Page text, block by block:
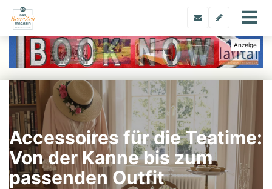
Accessoires für die Teatime:
Von der Kanne bis zum
passenden Outfit